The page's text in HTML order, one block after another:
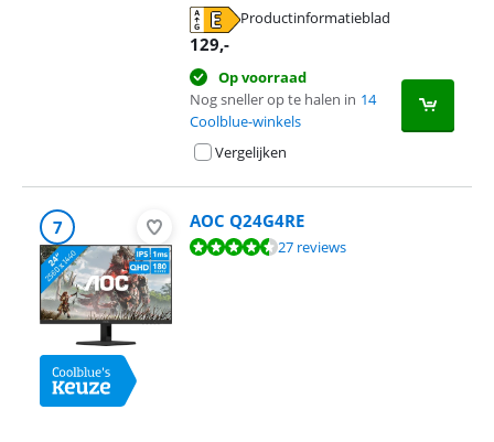
Productinformatieblad
129,-
Op voorraad
Nog sneller op te halen in 14
Coolblue-winkels
Vergelijken
7 AOC Q24G4RE
Beoordeling is 9,4 van de 10, gebaseerd op 27 reviews.
27 reviews